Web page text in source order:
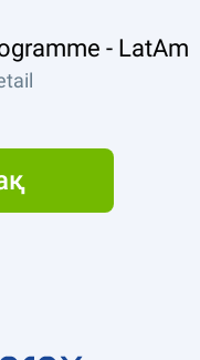
- LatAm